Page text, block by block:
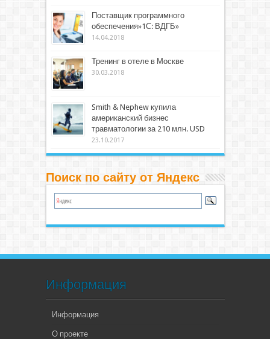
Поставщик программного
обеспечения»1С: ВДГБ»
14.04.2018
Тренинг в отеле в Москве
30.03.2018
Smith & Nephew купила
американский бизнес
травматологии за 210 млн. USD
23.10.2017
Поиск по сайту от Яндекс
Информация
Информация
О проекте